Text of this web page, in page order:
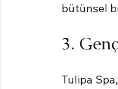
bütünsel
3.
Tulipa